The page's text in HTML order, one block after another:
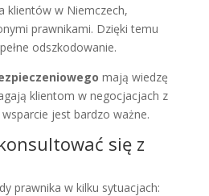
klientów w Niemczech,
prawnikami. Dzięki temu
odszkodowanie.
mają wiedzę
klientom w negocjacjach z
jest bardzo ważne.
się z
prawnika w kilku sytuacjach: